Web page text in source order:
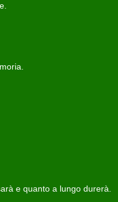
e quanto a lungo durerà.